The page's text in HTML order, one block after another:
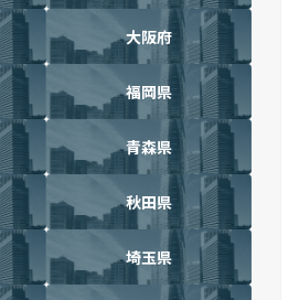
大阪府
福岡県
青森県
秋田県
埼玉県